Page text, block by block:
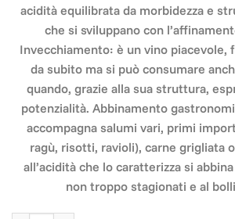
acidità equilibrata da morbidezza e
che si sviluppano con
Invecchiamento: è un vino piacevole,
da subito ma si può consumare
quando, grazie alla sua struttura,
potenzialità. Abbinamento
accompagna salumi vari, primi
ragù, risotti, ravioli), carne grigliata
all’acidità che lo caratterizza si
non troppo stagionati e al